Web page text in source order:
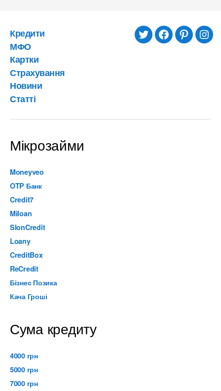
Кредити
МФО
Картки
Страхування
Новини
Статті
twitterfacebookpinterest
Мікрозайми
Moneyveo
OTP Банк
Credit7
Miloan
SlonCredit
Loany
CreditBox
ReCredit
Бізнес Позика
Кача Гроші
Сума кредиту
4000 грн
5000 грн
7000 грн